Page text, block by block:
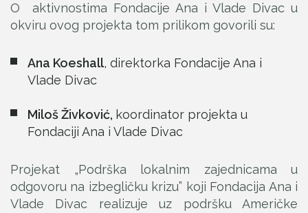
O aktivnostima Fondacije Ana i Vlade Divac u
okviru ovog projekta tom prilikom govorili su:
Ana Koeshall, direktorka Fondacije Ana i
Vlade Divac
Miloš Živković, koordinator projekta u
Fondaciji Ana i Vlade Divac
Projekat „Podrška lokalnim zajednicama u
odgovoru na izbegličku krizu” koji Fondacija Ana i
Vlade Divac realizuje uz podršku Američke